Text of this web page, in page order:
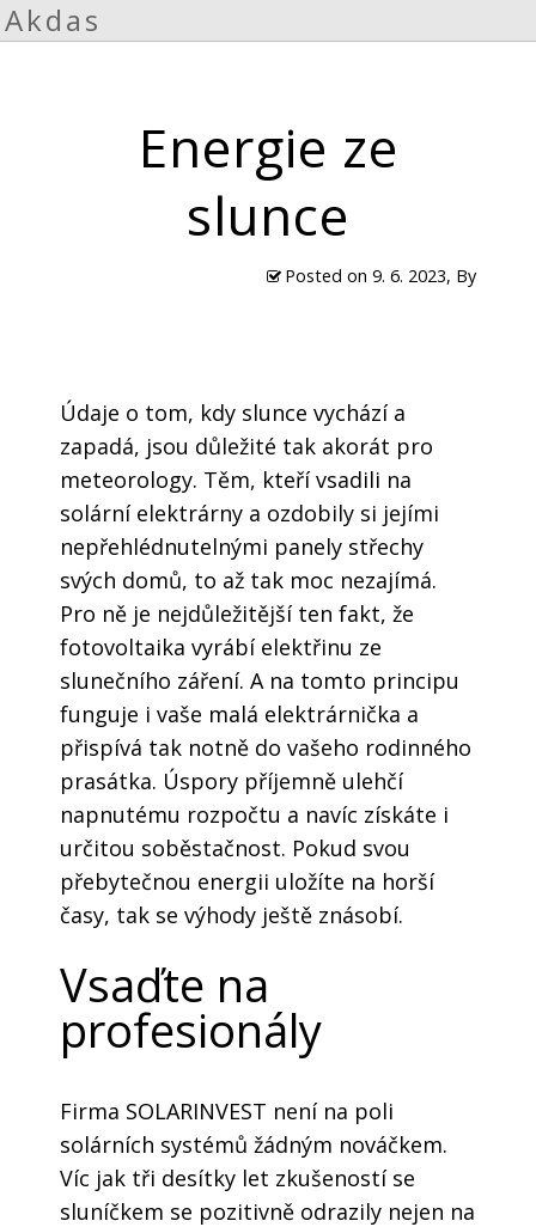
Akdas
Energie ze
slunce
Posted on 9. 6. 2023, By
Údaje o tom, kdy slunce vychází a
zapadá, jsou důležité tak akorát pro
meteorology. Těm, kteří vsadili na
solární elektrárny a ozdobily si jejími
nepřehlédnutelnými panely střechy
svých domů, to až tak moc nezajímá.
Pro ně je nejdůležitější ten fakt, že
fotovoltaika vyrábí elektřinu ze
slunečního záření. A na tomto principu
funguje i vaše malá elektrárnička a
přispívá tak notně do vašeho rodinného
prasátka. Úspory příjemně ulehčí
napnutému rozpočtu a navíc získáte i
určitou soběstačnost. Pokud svou
přebytečnou energii uložíte na horší
časy, tak se výhody ještě znásobí.
Vsaďte na
profesionály
Firma SOLARINVEST není na poli
solárních systémů žádným nováčkem.
Víc jak tři desítky let zkušeností se
sluníčkem se pozitivně odrazily nejen na